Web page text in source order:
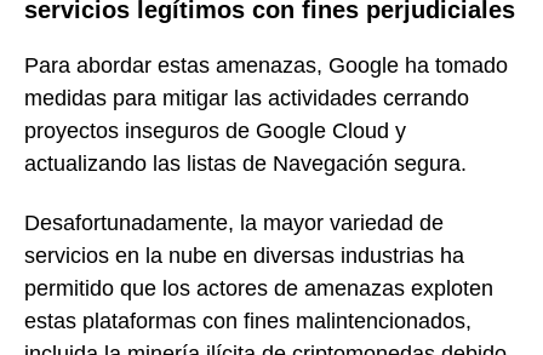
servicios legítimos con fines perjudiciales
Para abordar estas amenazas, Google ha tomado
medidas para mitigar las actividades cerrando
proyectos inseguros de Google Cloud y
actualizando las listas de Navegación segura.
Desafortunadamente, la mayor variedad de
servicios en la nube en diversas industrias ha
permitido que los actores de amenazas exploten
estas plataformas con fines malintencionados,